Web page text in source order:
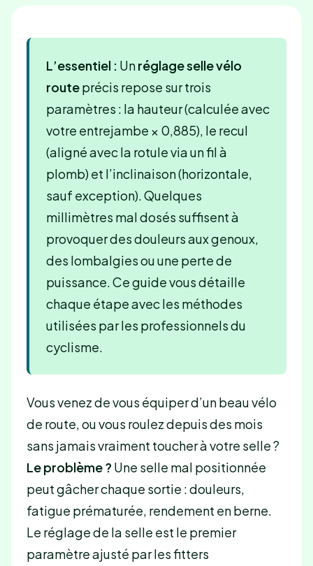
L’essentiel : Unréglage selle vélo
routeprécis repose sur trois
paramètres : la hauteur (calculée avec
votre entrejambe × 0,885), le recul
(aligné avec la rotule via un fil à
plomb) et l’inclinaison (horizontale,
sauf exception). Quelques
millimètres mal dosés suffisent à
provoquer des douleurs aux genoux,
des lombalgies ou une perte de
puissance. Ce guide vous détaille
chaque étape avec les méthodes
utilisées par les professionnels du
cyclisme.
Vous venez de vous équiper d’un beau vélo
de route, ou vous roulez depuis des mois
sans jamais vraiment toucher à votre selle ?
Le problème ? Une selle mal positionnée
peut gâcher chaque sortie : douleurs,
fatigue prématurée, rendement en berne.
Le réglage de la selle est le premier
paramètre ajusté par les fitters